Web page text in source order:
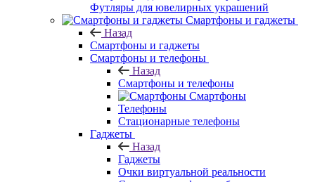
Футляры для ювелирных украшений
Смартфоны и гаджеты
Назад
Смартфоны и гаджеты
Смартфоны и телефоны
Назад
Смартфоны и телефоны
Смартфоны
Телефоны
Стационарные телефоны
Гаджеты
Назад
Гаджеты
Очки виртуальной реальности